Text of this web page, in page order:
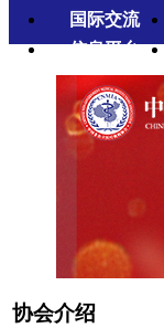
国际交流
信息平台
协会介绍